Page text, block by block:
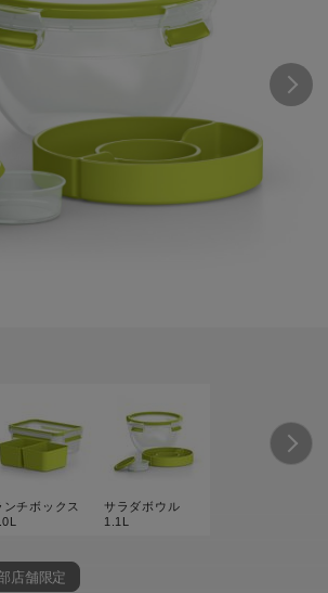
店舗限定
ンチボックス
サラダボウル
1.1L